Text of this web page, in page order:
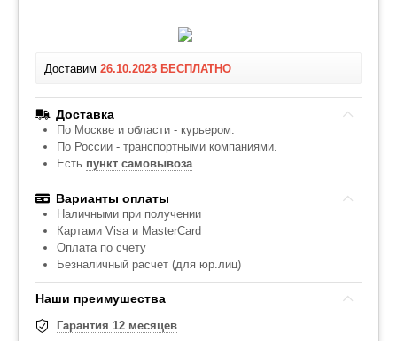
Доставим 26.10.2023 БЕСПЛАТНО
Доставка
По Москве и области - курьером.
По России - транспортными компаниями.
Есть пункт самовывоза.
Варианты оплаты
Наличными при получении
Картами Visa и MasterCard
Оплата по счету
Безналичный расчет (для юр.лиц)
Наши преимушества
Гарантия 12 месяцев